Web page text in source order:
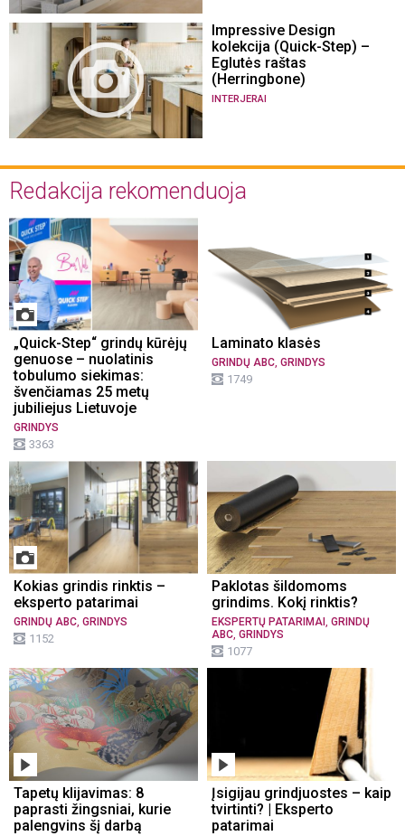
Impressive Design
kolekcija (Quick-Step) –
Eglutės raštas
(Herringbone)
INTERJERAI
Redakcija rekomenduoja
„Quick-Step“ grindų kūrėjų
genuose – nuolatinis
tobulumo siekimas:
švenčiamas 25 metų
jubiliejus Lietuvoje
GRINDYS
3363
Laminato klasės
GRINDŲ ABC GRINDYS
1749
Kokias grindis rinktis –
eksperto patarimai
GRINDŲ ABC GRINDYS
1152
Paklotas šildomoms
grindims. Kokį rinktis?
EKSPERTŲ PATARIMAI
GRINDŲ
ABC GRINDYS
1077
Tapetų klijavimas: 8
paprasti žingsniai, kurie
palengvins šį darbą
Įsigijau grindjuostes – kaip
tvirtinti? | Eksperto
patarimai